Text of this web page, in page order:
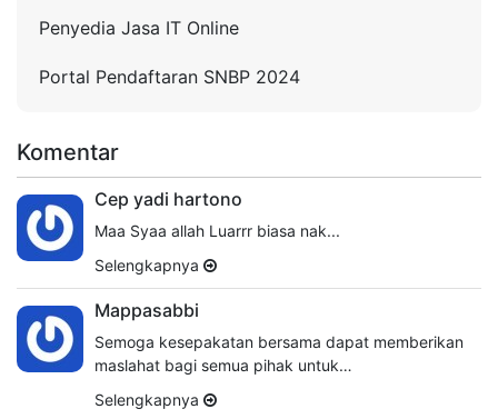
Penyedia Jasa IT Online
Portal Pendaftaran SNBP 2024
Komentar
Cep yadi hartono
Maa Syaa allah Luarrr biasa nak...
Selengkapnya
Mappasabbi
Semoga kesepakatan bersama dapat memberikan
maslahat bagi semua pihak untuk…
Selengkapnya